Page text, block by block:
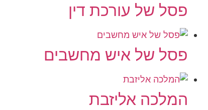
פסל של עורכת דין
פסל של איש מחשבים
המלכה אליזבת